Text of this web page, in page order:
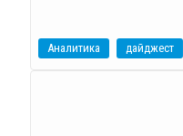
Аналитика дайджест